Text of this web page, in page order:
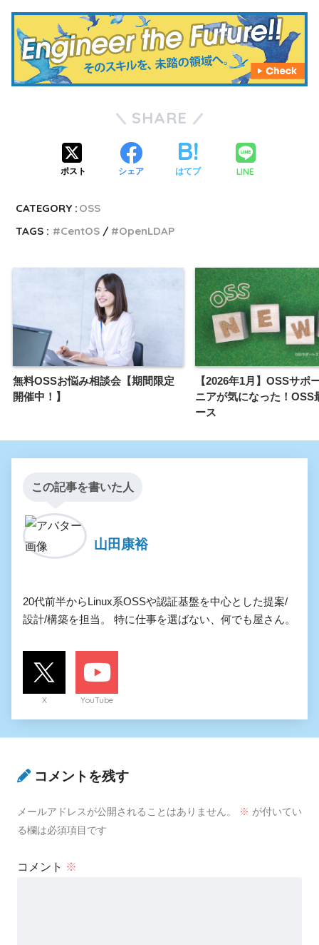
SHARE
ポスト シェア はてブ LINE
CATEGORY : OSS
TAGS :
CentOS OpenLDAP
無料OSSお悩み相談会【期間限定
開催中！】
【2026年1月】OSSサポ
ニアが気になった！OSS
ース
この記事を書いた人
山田康裕
20代前半からLinux系OSSや認証基盤を中心とした提案/
設計/構築を担当。 特に仕事を選ばない、何でも屋さん。
X YouTube
コメントを残す
メールアドレスが公開されることはありません。 ※ が付いてい
る欄は必須項目です
コメント ※